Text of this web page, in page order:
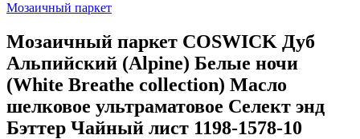
Мозаичный паркет
Мозаичный паркет COSWICK Дуб
Альпийский (Alpine) Белые ночи
(White Breathe collection) Масло
шелковое ультраматовое Селект энд
Бэттер Чайный лист 1198-1578-10